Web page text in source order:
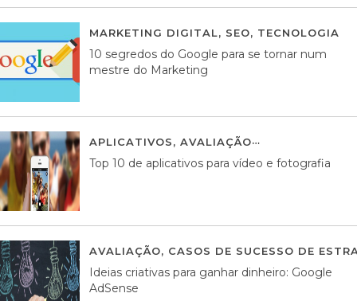
MARKETING DIGITAL, SEO, TECNOLOGIA
10 segredos do Google para se tornar num
mestre do Marketing
APLICATIVOS, AVALIAÇÃO
Top 10 de aplicativos para vídeo e fotografia
AVALIAÇÃO, CASOS DE SUCESSO DE
Ideias criativas para ganhar dinheiro: Google
AdSense